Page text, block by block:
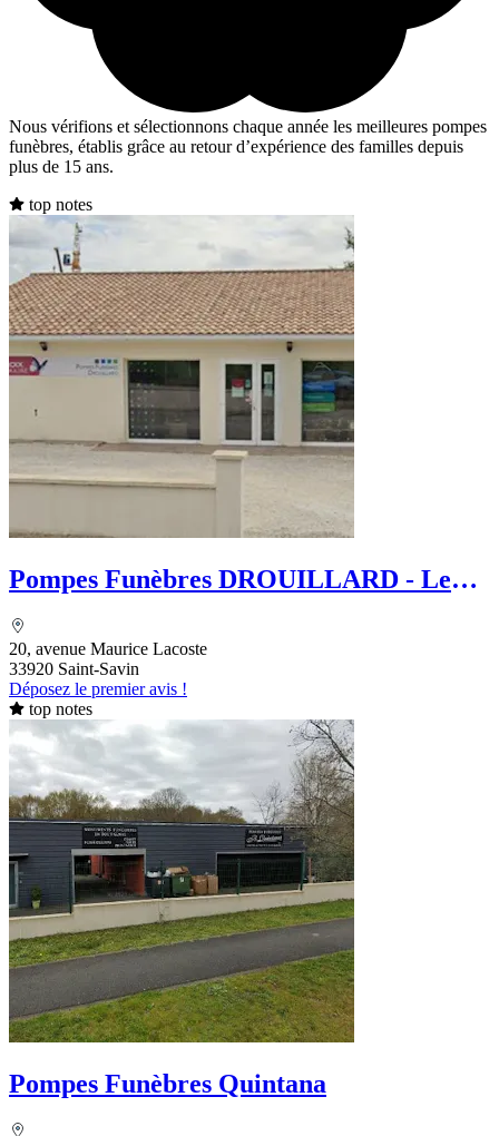
Nous vérifions et sélectionnons chaque année les meilleures pompes
funèbres, établis grâce au retour d’expérience des familles depuis
plus de 15 ans.
top notes
Pompes Funèbres DROUILLARD - Le
20, avenue Maurice Lacoste
33920 Saint-Savin
Déposez le premier avis !
top notes
Pompes Funèbres Quintana